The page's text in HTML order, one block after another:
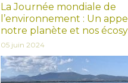
La Journée mondiale de
l’environnement : Un
notre planète et nos
05 juin 2024